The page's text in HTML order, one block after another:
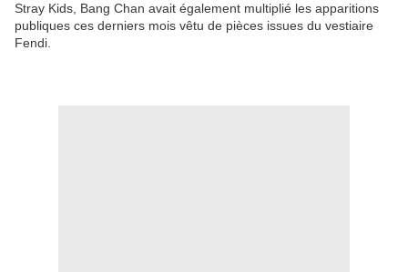
Stray Kids, Bang Chan avait également multiplié les apparitions
publiques ces derniers mois vêtu de pièces issues du vestiaire
Fendi.